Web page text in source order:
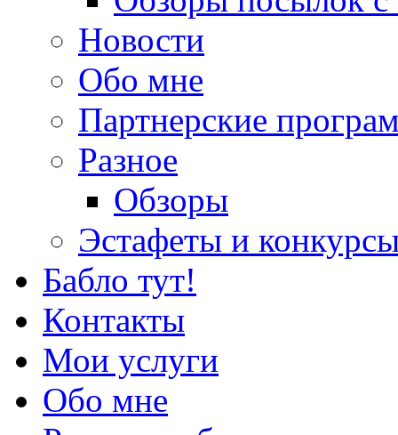
Новости
Обо мне
Партнерские
Разное
Обзоры
Эстафеты и
Бабло тут!
Контакты
Мои услуги
Обо мне